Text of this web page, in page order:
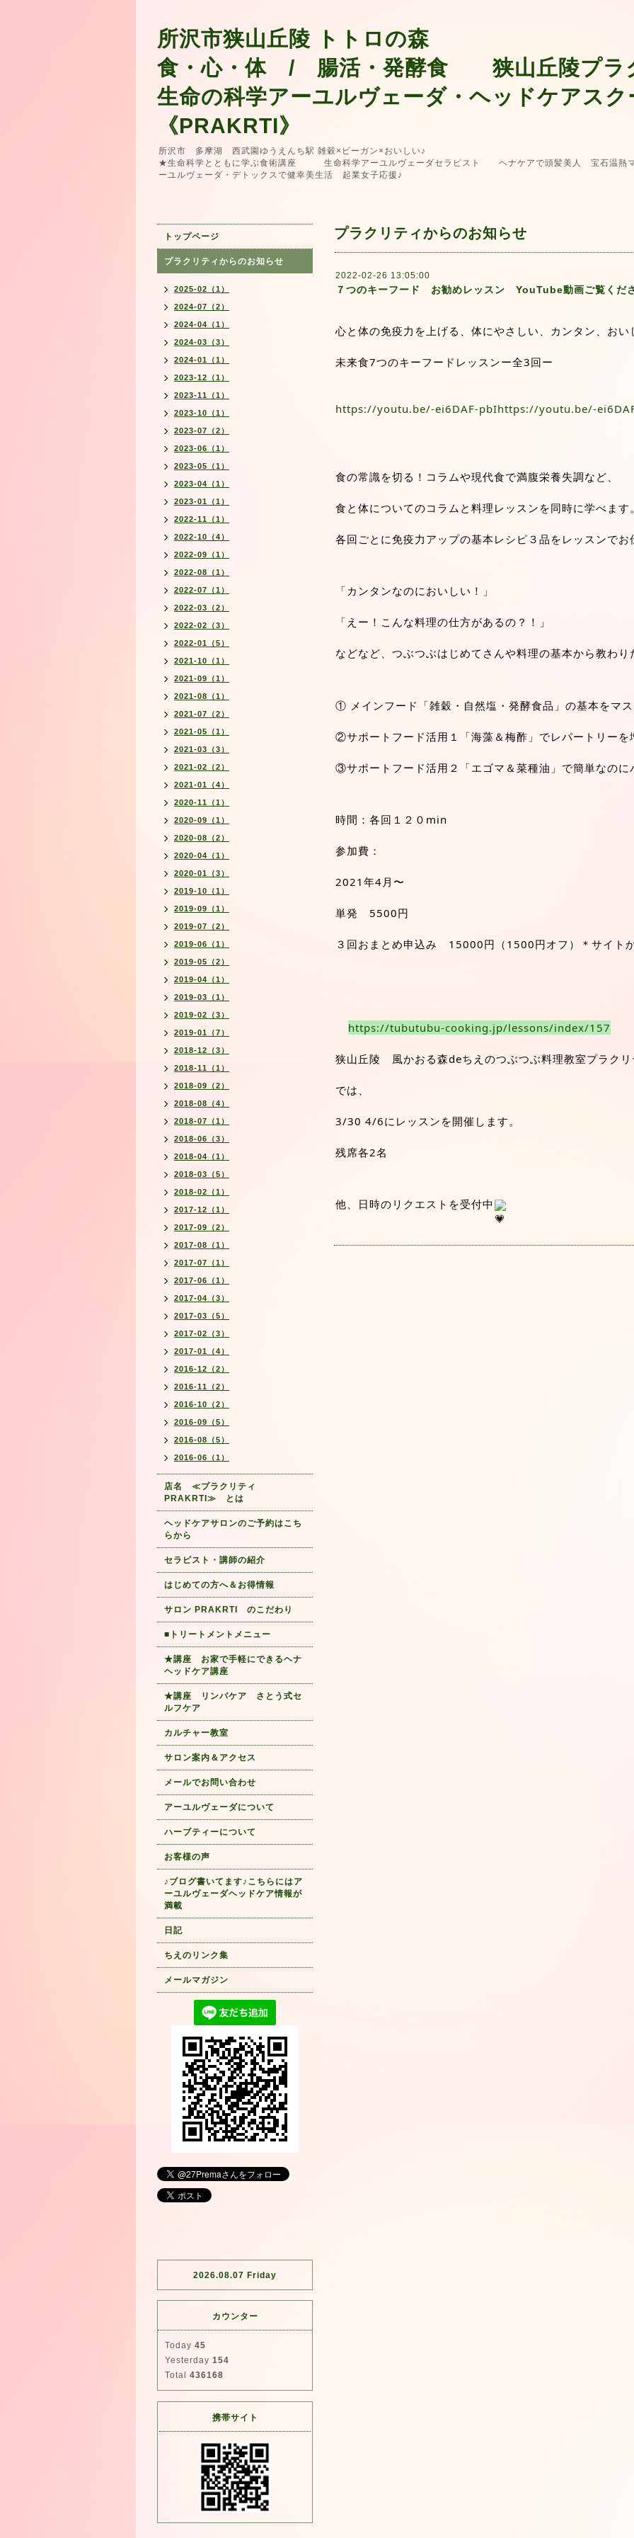
所沢市狭山丘陵 トトロの森
食・心・体 / 腸活・発酵食 狭山丘陵プ
生命の科学アーユルヴェーダ・ヘッドケアスク
《PRAKRTI》
所沢市 多摩湖 西武園ゆうえんち駅 雑穀×ビーガン×おいしい♪
★生命科学とともに学ぶ食術講座 生命科学アーユルヴェーダセラピスト ヘナケアで頭髪美人 宝石温熱
ーユルヴェーダ・デトックスで健幸美生活 起業女子応援♪
プラクリティからのお知らせ
2022-02-26 13:05:00
７つのキーフード お勧めレッスン YouTube動画ご覧くだ
心と体の免疫力を上げる、体にやさしい、カンタン、お
未来食7つのキーフードレッスンー全3回ー
https://youtu.be/-ei6DAF-pbIhttps://youtu.be/-
食の常識を切る！コラムや現代食で満腹栄養失調など、
食と体についてのコラムと料理レッスンを同時に学べます
各回ごとに免疫力アップの基本レシピ３品をレッスンでお
「カンタンなのにおいしい！」
「えー！こんな料理の仕方があるの？！」
などなど、つぶつぶはじめてさんや料理の基本から教わ
① メインフード「雑穀・自然塩・発酵食品」の基本をマ
②サポートフード活用１「海藻＆梅酢」でレパートリーを
③サポートフード活用２「エゴマ＆菜種油」で簡単なのに
時間：各回１２０min
参加費：
2021年4月〜
単発　5500円
３回おまとめ申込み　15000円（1500円オフ）＊サイト
https://tubutubu-cooking.jp/lessons/index/157
狭山丘陵　風かおる森deちえのつぶつぶ料理教室プラク
では、
3/30 4/6にレッスンを開催します。
残席各2名
他、日時のリクエストを受付中
トップページ
プラクリティからのお知らせ
2025-02（1）
2024-07（2）
2024-04（1）
2024-03（3）
2024-01（1）
2023-12（1）
2023-11（1）
2023-10（1）
2023-07（2）
2023-06（1）
2023-05（1）
2023-04（1）
2023-01（1）
2022-11（1）
2022-10（4）
2022-09（1）
2022-08（1）
2022-07（1）
2022-03（2）
2022-02（3）
2022-01（5）
2021-10（1）
2021-09（1）
2021-08（1）
2021-07（2）
2021-05（1）
2021-03（3）
2021-02（2）
2021-01（4）
2020-11（1）
2020-09（1）
2020-08（2）
2020-04（1）
2020-01（3）
2019-10（1）
2019-09（1）
2019-07（2）
2019-06（1）
2019-05（2）
2019-04（1）
2019-03（1）
2019-02（3）
2019-01（7）
2018-12（3）
2018-11（1）
2018-09（2）
2018-08（4）
2018-07（1）
2018-06（3）
2018-04（1）
2018-03（5）
2018-02（1）
2017-12（1）
2017-09（2）
2017-08（1）
2017-07（1）
2017-06（1）
2017-04（3）
2017-03（5）
2017-02（3）
2017-01（4）
2016-12（2）
2016-11（2）
2016-10（2）
2016-09（5）
2016-08（5）
2016-06（1）
店名 ≪プラクリティ
PRAKRTI≫ とは
ヘッドケアサロンのご予約はこち
らから
セラピスト・講師の紹介
はじめての方へ＆お得情報
サロン PRAKRTI のこだわり
■トリートメントメニュー
★講座 お家で手軽にできるヘナ
ヘッドケア講座
★講座 リンパケア さとう式セ
ルフケア
カルチャー教室
サロン案内＆アクセス
メールでお問い合わせ
アーユルヴェーダについて
ハーブティーについて
お客様の声
♪ブログ書いてます♪こちらにはア
ーユルヴェーダヘッドケア情報が
満載
日記
ちえのリンク集
メールマガジン
2026.08.07 Friday
カウンター
Today 45
Yesterday 154
Total 436168
携帯サイト